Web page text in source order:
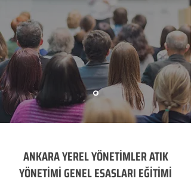
ANKARA YEREL YÖNETİMLER ATIK
YÖNETİMİ GENEL ESASLARI EĞİTİMİ